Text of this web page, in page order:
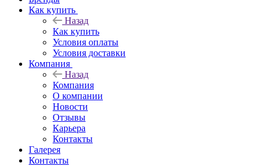
Как купить
Назад
Как купить
Условия оплаты
Условия доставки
Компания
Назад
Компания
О компании
Новости
Отзывы
Карьера
Контакты
Галерея
Контакты